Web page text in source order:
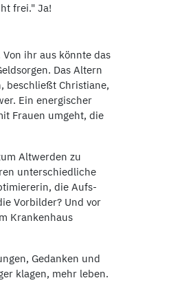
frei." Ja!
ihr aus könnte das
Das Altern
beschließt Christiane,
Ein energischer
Frauen umgeht, die
Altwerden zu
unterschiedliche
die Aufs-
Vorbilder? Und vor
Krankenhaus
Gedanken und
klagen, mehr leben.